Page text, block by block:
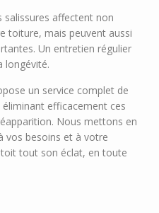
salissures affectent non
toiture, mais peuvent aussi
Un entretien régulier
longévité.
un service complet de
efficacement ces
Nous mettons en
vos besoins et à votre
tout son éclat, en toute